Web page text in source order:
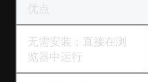
优点
无需安装；直接在浏
览器中运行